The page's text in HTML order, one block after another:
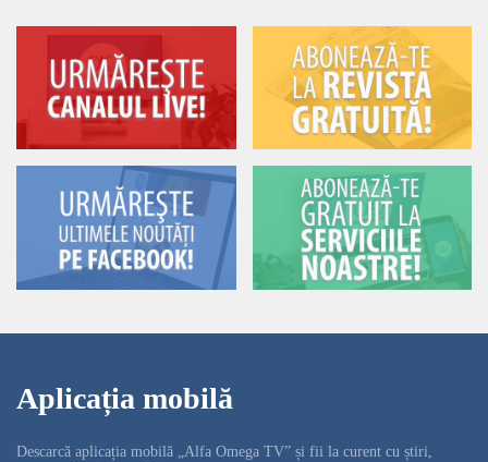
Aplicația mobilă
Descarcă aplicația mobilă „Alfa Omega TV” și fii la curent cu știri,